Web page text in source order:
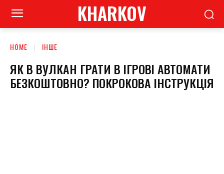
KHARKOV
HOME ІНШЕ
ЯК В ВУЛКАН ГРАТИ В ІГРОВІ АВТОМАТИ
БЕЗКОШТОВНО? ПОКРОКОВА ІНСТРУКЦІЯ